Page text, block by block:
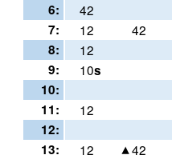
6:
42
7:
12
42
8:
12
9:
10s
10:
11:
12
12:
13:
12
42